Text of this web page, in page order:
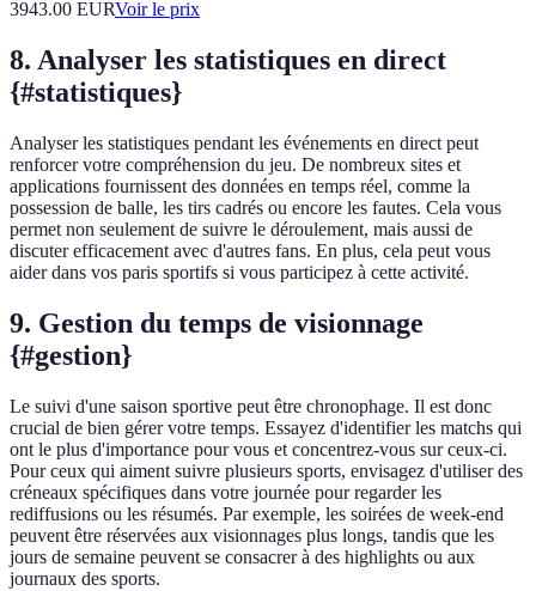
3943.00 EURVoir le prix
8. Analyser les statistiques en direct
{#statistiques}
Analyser les statistiques pendant les événements en direct peut
renforcer votre compréhension du jeu. De nombreux sites et
applications fournissent des données en temps réel, comme la
possession de balle, les tirs cadrés ou encore les fautes. Cela vous
permet non seulement de suivre le déroulement, mais aussi de
discuter efficacement avec d'autres fans. En plus, cela peut vous
aider dans vos paris sportifs si vous participez à cette activité.
9. Gestion du temps de visionnage
{#gestion}
Le suivi d'une saison sportive peut être chronophage. Il est donc
crucial de bien gérer votre temps. Essayez d'identifier les matchs qui
ont le plus d'importance pour vous et concentrez-vous sur ceux-ci.
Pour ceux qui aiment suivre plusieurs sports, envisagez d'utiliser des
créneaux spécifiques dans votre journée pour regarder les
rediffusions ou les résumés. Par exemple, les soirées de week-end
peuvent être réservées aux visionnages plus longs, tandis que les
jours de semaine peuvent se consacrer à des highlights ou aux
journaux des sports.